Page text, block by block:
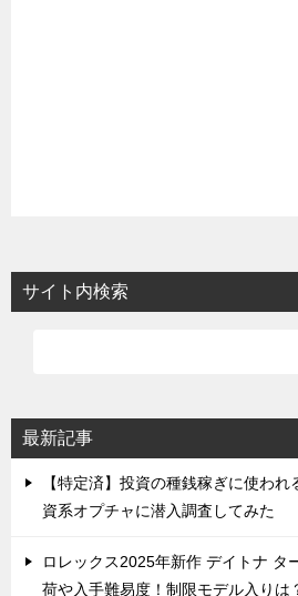
サイト内検索
最新記事
【特定済】投資の種銭稼ぎに使わ
資系オプチャに潜入調査してみた
ロレックス2025年新作 デイトナ タ
荷や入手難易度！制限モデル入りは